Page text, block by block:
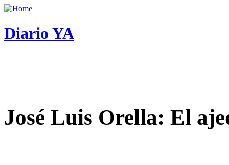
Diario YA
José Luis Orella: El